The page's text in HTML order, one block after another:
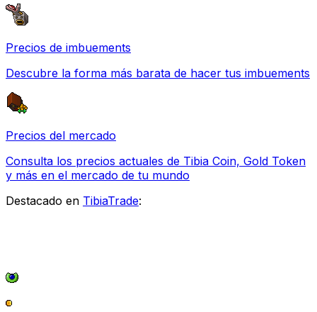
Precios de imbuements
Descubre la forma más barata de hacer tus imbuements
Precios del mercado
Consulta los precios actuales de Tibia Coin, Gold Token
y más en el mercado de tu mundo
Destacado en TibiaTrade: